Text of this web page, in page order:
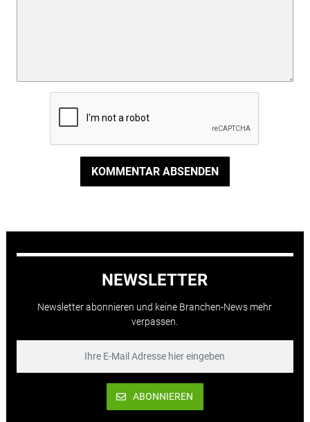
KOMMENTAR ABSENDEN
NEWSLETTER
Newsletter abonnieren und keine Branchen-News mehr
verpassen.
ABONNIEREN